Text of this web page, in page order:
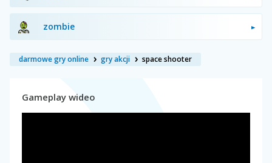
zombie
darmowe gry online gry akcji space shooter
Gameplay wideo